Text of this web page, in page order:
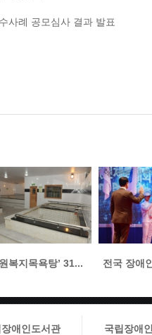
사례 공모심사 결과 발표
복지목욕탕’ 31... 전국 장애
애인도서관 국립장애